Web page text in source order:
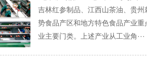
吉林红参制品、江西山茶油、贵
势食品产区和地方特色食品产业
业主要门类。上述产业从工业角···